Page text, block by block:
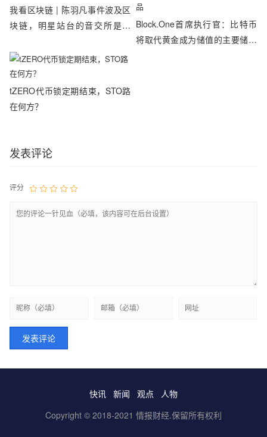
我看区块链 | 陈羽凡事件波及区
块链，明星站台的音交所是什 Block.One首席执行官：比特币
将取代黄金成为储值的主要储价
tZERO代币锁定期结束，STO路
在何方？
发表评论
评分
快讯 新闻 观点
人物
Copyright © 2018-2021 情报财经.保留所有权利